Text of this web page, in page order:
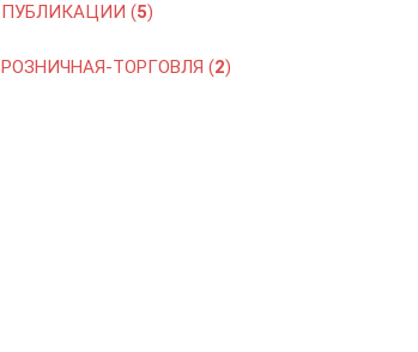
ПУБЛИКАЦИИ (5)
РОЗНИЧНАЯ-ТОРГОВЛЯ (2)